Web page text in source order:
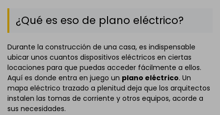
¿Qué es eso de plano eléctrico?
Durante la construcción de una casa, es indispensable
ubicar unos cuantos dispositivos eléctricos en ciertas
locaciones para que puedas acceder fácilmente a ellos.
Aquí es donde entra en juego un plano eléctrico. Un
mapa eléctrico trazado a plenitud deja que los arquitectos
instalen las tomas de corriente y otros equipos, acorde a
sus necesidades.